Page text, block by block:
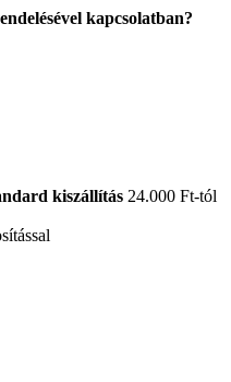
kapcsolatban?
kiszállítás 24.000 Ft-tól